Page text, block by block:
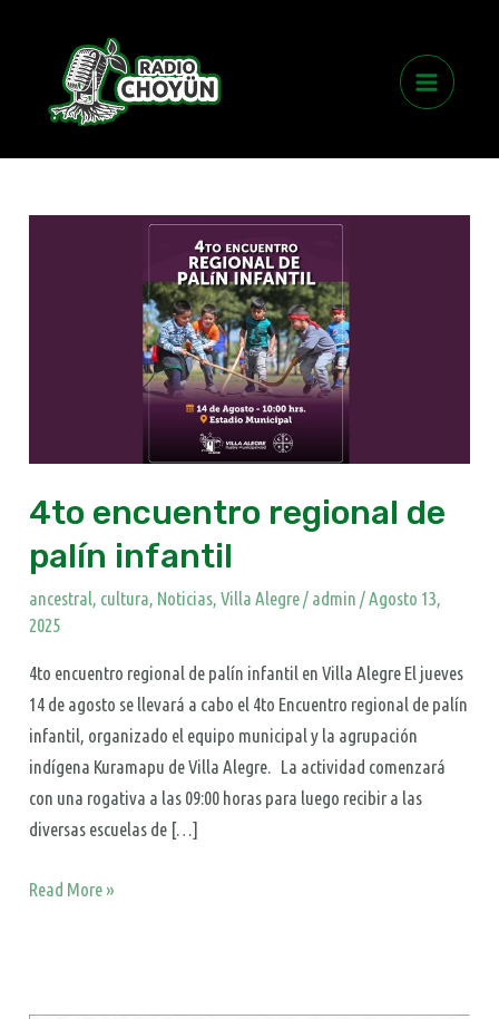
Menu
4to encuentro regional de
palín infantil
ancestral, cultura, Noticias,Villa Alegre/ admin/Agosto 13,
2025
4to encuentro regional de palín infantil en Villa Alegre El jueves
14 de agosto se llevará a cabo el 4to Encuentro regional de palín
infantil, organizado el equipo municipal y la agrupación
indígena Kuramapu de Villa Alegre. La actividad comenzará
con una rogativa a las 09:00 horas para luego recibir a las
diversas escuelas de […]
Read More »